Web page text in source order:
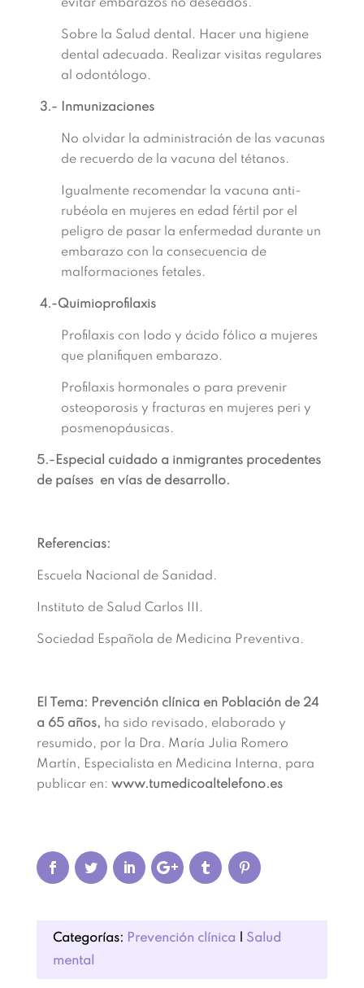
evitar embarazos no deseados.
Sobre la Salud dental. Hacer una higiene
dental adecuada. Realizar visitas regulares
al odontólogo.
3.- Inmunizaciones
No olvidar la administración de las vacunas
de recuerdo de la vacuna del tétanos.
Igualmente recomendar la vacuna anti-
rubéola en mujeres en edad fértil por el
peligro de pasar la enfermedad durante un
embarazo con la consecuencia de
malformaciones fetales.
4.-Quimioprofilaxis
Profilaxis con Iodo y ácido fólico a mujeres
que planifiquen embarazo.
Profilaxis hormonales o para prevenir
osteoporosis y fracturas en mujeres peri y
posmenopáusicas.
5.-Especial cuidado a inmigrantes procedentes
de países en vías de desarrollo.
Referencias:
Escuela Nacional de Sanidad.
Instituto de Salud Carlos III.
Sociedad Española de Medicina Preventiva.
El Tema: Prevención clínica en Población de 24
a 65 años, ha sido revisado, elaborado y
resumido, por la Dra. María Julia Romero
Martín, Especialista en Medicina Interna, para
publicar en: www.tumedicoaltelefono.es
Categorías: Prevención clínica
Salud
mental